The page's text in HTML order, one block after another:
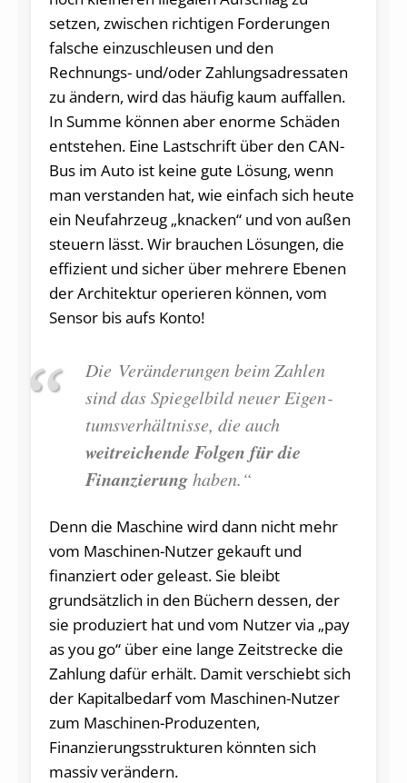
setzen, zwischen richtigen Forderungen
falsche einzuschleusen und den
Rechnungs- und/oder Zahlungsadressaten
zu ändern, wird das häufig kaum auffallen.
In Summe können aber enorme Schäden
entstehen. Eine Lastschrift über den CAN-
Bus im Auto ist keine gute Lösung, wenn
man verstanden hat, wie einfach sich heute
ein Neufahrzeug „knacken“ und von außen
steuern lässt. Wir brauchen Lösungen, die
effizient und sicher über mehrere Ebenen
der Architektur operieren können, vom
Sensor bis aufs Konto!
Die Ver­än­de­run­gen beim Zah­len
sind das Spie­gel­bild neu­er Ei­gen­
tums­ver­hält­nis­se, die auch
weitreichende Folgen für die
Finanzierunghaben.“
Denn die Maschine wird dann nicht mehr
vom Maschinen-Nutzer gekauft und
finanziert oder geleast. Sie bleibt
grundsätzlich in den Büchern dessen, der
sie produziert hat und vom Nutzer via „pay
as you go“ über eine lange Zeitstrecke die
Zahlung dafür erhält. Damit verschiebt sich
der Kapitalbedarf vom Maschinen-Nutzer
zum Maschinen-Produzenten,
Finanzierungsstrukturen könnten sich
massiv verändern.